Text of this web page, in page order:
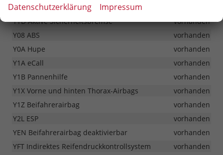
Geschwindigkeitsbegrenzer
YYD Aktive Sicherheitsbremse
vorhanden
Y08 ABS
vorhanden
Y0A Hupe
vorhanden
Y1A eCall
vorhanden
Y1B Pannenhilfe
vorhanden
Y1X Vorne und hinten Thorax-Airbags
vorhanden
Y1Z Beifahrerairbag
vorhanden
Y2L ESP
vorhanden
YEN Beifahrerairbag deaktivierbar
vorhanden
YFT Indirektes Reifendruckkontrollsystem
vorhanden
Datenschutzerklärung Impressum